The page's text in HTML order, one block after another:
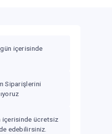
içerisinde
Siparişlerini
içerisinde ücretsiz
edebilirsiniz.